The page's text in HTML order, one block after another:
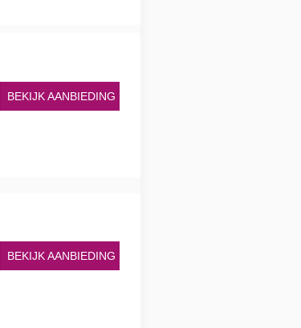
BEKIJK AANBIEDING
BEKIJK AANBIEDING